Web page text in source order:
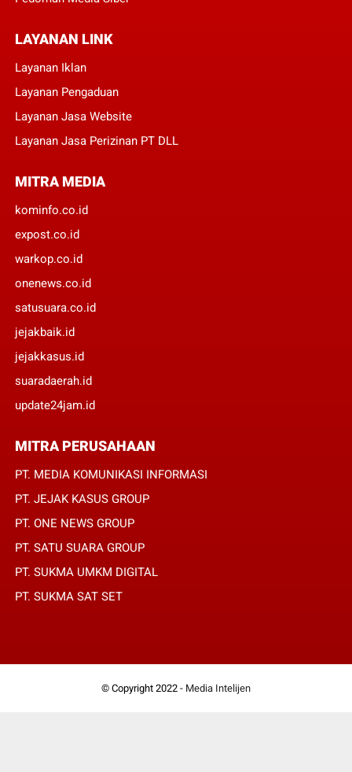
LAYANAN LINK
Layanan Iklan
Layanan Pengaduan
Layanan Jasa Website
Layanan Jasa Perizinan PT DLL
MITRA MEDIA
kominfo.co.id
expost.co.id
warkop.co.id
onenews.co.id
satusuara.co.id
jejakbaik.id
jejakkasus.id
suaradaerah.id
update24jam.id
MITRA PERUSAHAAN
PT. MEDIA KOMUNIKASI INFORMASI
PT. JEJAK KASUS GROUP
PT. ONE NEWS GROUP
PT. SATU SUARA GROUP
PT. SUKMA UMKM DIGITAL
PT. SUKMA SAT SET
© Copyright 2022 - Media Intelijen